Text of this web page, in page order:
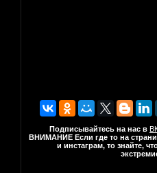
Подписывайтесь на нас в
ВНИМАНИЕ Если где то на
и инстаграм, то знайте,